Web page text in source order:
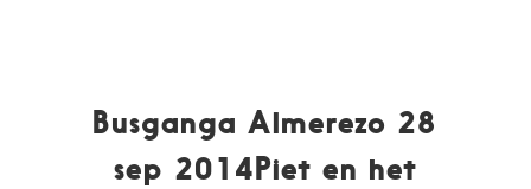
Busganga Almerezo 28
sep 2014Piet en het